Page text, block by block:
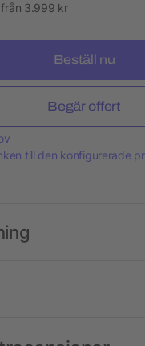
3.999 kr
Beställ nu
Begär offert
till den konfigurerade